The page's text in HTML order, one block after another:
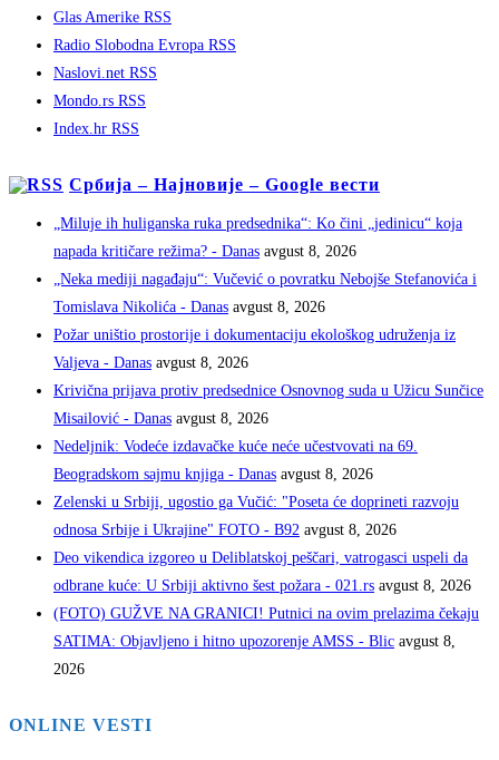
Glas Amerike RSS
Radio Slobodna Evropa RSS
Naslovi.net RSS
Mondo.rs RSS
Index.hr RSS
Србија – Најновије – Google вести
„Miluje ih huliganska ruka predsednika“: Ko čini „jedinicu“ koja
napada kritičare režima? - Danas avgust 8, 2026
„Neka mediji nagađaju“: Vučević o povratku Nebojše Stefanovića i
Tomislava Nikolića - Danas avgust 8, 2026
Požar uništio prostorije i dokumentaciju ekološkog udruženja iz
Valjeva - Danas avgust 8, 2026
Krivična prijava protiv predsednice Osnovnog suda u Užicu Sunčice
Misailović - Danas avgust 8, 2026
Nedeljnik: Vodeće izdavačke kuće neće učestvovati na 69.
Beogradskom sajmu knjiga - Danas avgust 8, 2026
Zelenski u Srbiji, ugostio ga Vučić: "Poseta će doprineti razvoju
odnosa Srbije i Ukrajine" FOTO - B92 avgust 8, 2026
Deo vikendica izgoreo u Deliblatskoj peščari, vatrogasci uspeli da
odbrane kuće: U Srbiji aktivno šest požara - 021.rs avgust 8, 2026
(FOTO) GUŽVE NA GRANICI! Putnici na ovim prelazima čekaju
SATIMA: Objavljeno i hitno upozorenje AMSS - Blic avgust 8,
2026
ONLINE VESTI